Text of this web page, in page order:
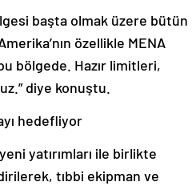
başta olmak üzere bütün
özellikle MENA
bölgede. Hazır limitleri,
diye konuştu.
hedefliyor
yatırımları ile birlikte
tıbbi ekipman ve